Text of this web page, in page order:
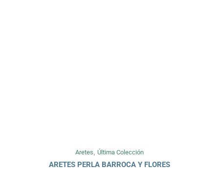
Aretes, Última Colección
ARETES PERLA BARROCA Y FLORES